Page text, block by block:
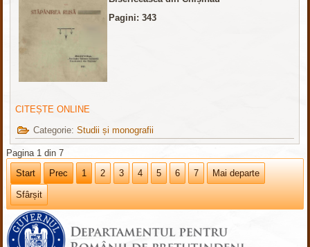
Pagini: 343
CITEȘTE ONLINE
Categorie:Studii și monografii
Pagina 1 din 7
Start
Prec 1 2 3 4 5 6 7 Mai departe
Sfârșit